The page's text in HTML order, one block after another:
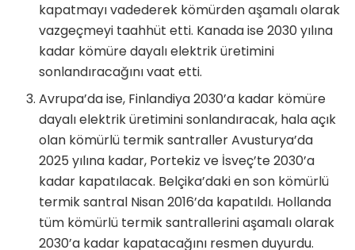
kapatmayı vadederek kömürden aşamalı olarak
vazgeçmeyi taahhüt etti. Kanada ise 2030 yılına
kadar kömüre dayalı elektrik üretimini
sonlandıracağını vaat etti.
Avrupa’da ise, Finlandiya 2030’a kadar kömüre
dayalı elektrik üretimini sonlandıracak, hala açık
olan kömürlü termik santraller Avusturya’da
2025 yılına kadar, Portekiz ve İsveç’te 2030’a
kadar kapatılacak. Belçika’daki en son kömürlü
termik santral Nisan 2016’da kapatıldı. Hollanda
tüm kömürlü termik santrallerini aşamalı olarak
2030’a kadar kapatacağını resmen duyurdu.